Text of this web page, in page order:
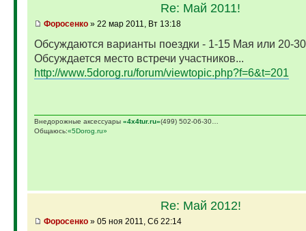
Re: Май 2011!
Фopoceнкo» 22 мар 2011, Вт 13:18
Обсуждаются варианты поездки - 1-15 Мая или 20-
Обсуждается место встречи участников...
http://www.5dorog.ru/forum/viewtopic.php?f=6&t=201
Внедорожные аксессуары «4х4tur.ru»(499) 502-06-30…
Общаюсь:«5Dorog.ru»
Re: Май 2012!
Фopoceнкo» 05 ноя 2011, Сб 22:14